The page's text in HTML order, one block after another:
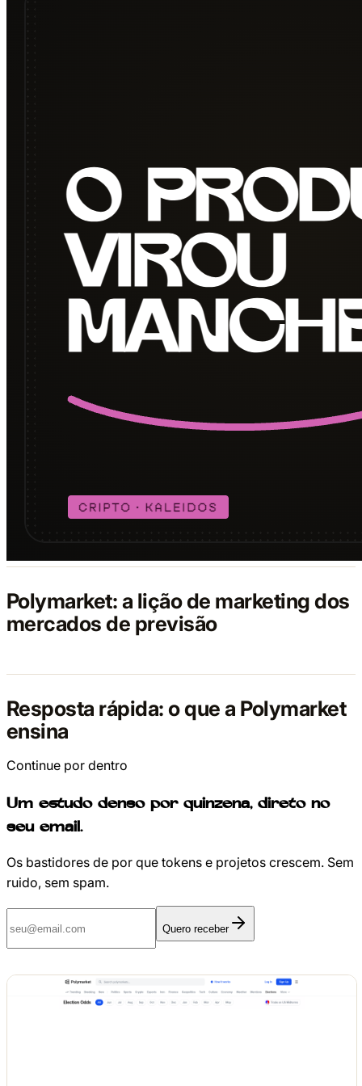
Polymarket: a lição de marketing dos
mercados de previsão
Resposta rápida: o que a Polymarket
ensina
Continue por dentro
Um estudo denso por quinzena, direto no
seu email.
Os bastidores de por que tokens e projetos crescem. Sem
ruido, sem spam.
Quero receber